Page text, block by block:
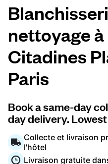
Prix et
À propos de
Pour les
Connectez-
nettoyage à
Citadines
Paris
Book a same-day
day delivery.
Collecte et livraison
l'hôtel
Livraison gratuite